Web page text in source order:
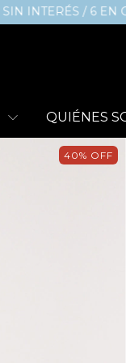
/ 6 EN COMPRAS
QUIÉNES
40% OFF